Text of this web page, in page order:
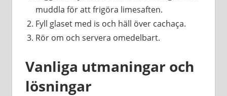
muddla för att frigöra limesaften.
Fyll glaset med is och häll över cachaça.
Rör om och servera omedelbart.
Vanliga utmaningar och
lösningar